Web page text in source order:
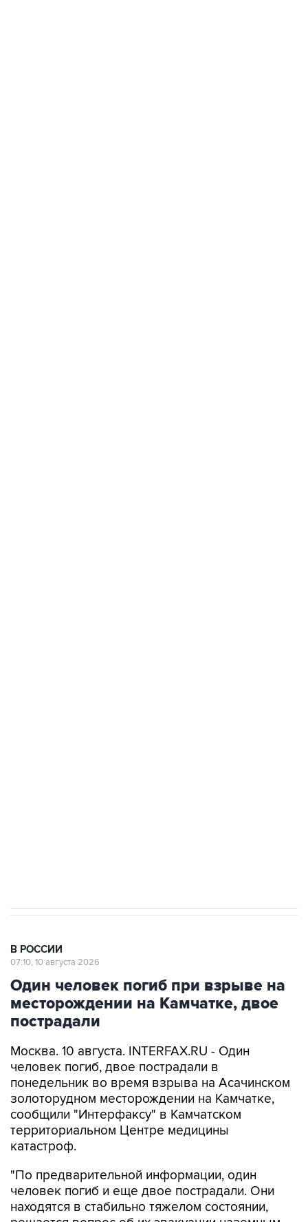
В РОССИИ
07:10, 10 августа 2026
Один человек погиб при взрыве на
месторождении на Камчатке, двое
пострадали
Москва. 10 августа. INTERFAX.RU - Один
человек погиб, двое пострадали в
понедельник во время взрыва на Асачинском
золоторудном месторождении на Камчатке,
сообщили "Интерфаксу" в Камчатском
территориальном Центре медицины
катастроф.
"По предварительной информации, один
человек погиб и еще двое пострадали. Они
находятся в стабильно тяжелом состоянии,